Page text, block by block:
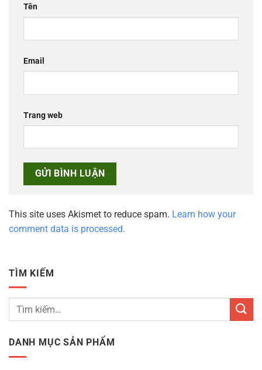
Tên
Email
Trang web
This site uses Akismet to reduce spam. Learn how your
comment data is processed.
TÌM KIẾM
Tìm
DANH MỤC SẢN PHẨM